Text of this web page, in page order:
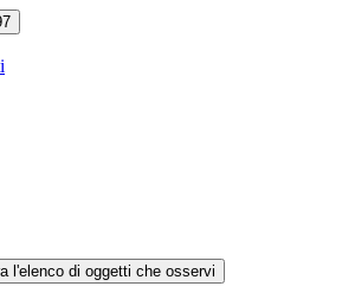
l'elenco di oggetti che osservi